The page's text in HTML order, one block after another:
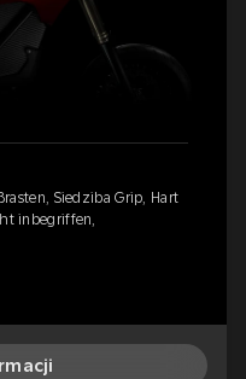
Siedziba Grip, Hart
inbegriffen,